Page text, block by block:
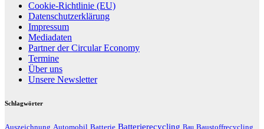
Cookie-Richtlinie (EU)
Datenschutzerklärung
Impressum
Mediadaten
Partner der Circular Economy
Termine
Über uns
Unsere Newsletter
Schlagwörter
Auszeichnung Batterierecycling Baustoffrecycling